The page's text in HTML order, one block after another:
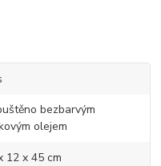
bezbarvým
olejem
12 x 45 cm